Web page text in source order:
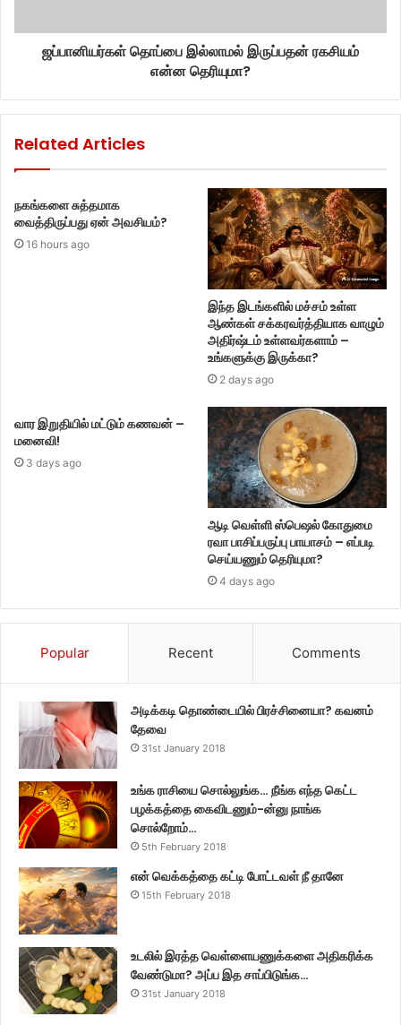
ஜப்பானியர்கள் தொப்பை இல்லாமல் இருப்பதன் ரகசியம்
என்ன தெரியுமா?
Related Articles
நகங்களை சுத்தமாக
வைத்திருப்பது ஏன் அவசியம்?
16 hours ago
இந்த இடங்களில் மச்சம் உள்ள
ஆண்கள் சக்கரவர்த்தியாக வாழும்
அதிர்ஷ்டம் உள்ளவர்களாம் –
உங்களுக்கு இருக்கா?
2 days ago
வார இறுதியில் மட்டும் கணவன் –
மனைவி!
3 days ago
ஆடி வெள்ளி ஸ்பெஷல் கோதுமை
ரவா பாசிப்பருப்பு பாயாசம் – எப்படி
செய்யணும் தெரியுமா?
4 days ago
Popular Recent Comments
அடிக்கடி தொண்டையில் பிரச்சினையா? கவனம்
தேவை
31st January 2018
உங்க ராசியை சொல்லுங்க… நீங்க எந்த கெட்ட
பழக்கத்தை கைவிடணும்-ன்னு நாங்க
சொல்றோம்…
5th February 2018
என் வெக்கத்தை கட்டி போட்டவள் நீ தானே
15th February 2018
உடலில் இரத்த வெள்ளையணுக்களை அதிகரிக்க
வேண்டுமா? அப்ப இத சாப்பிடுங்க…
31st January 2018